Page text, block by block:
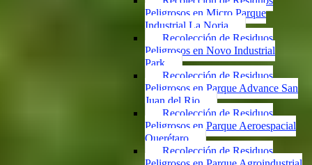
Peligrosos en Micro Parque
Industrial La Noria
Recolección de Residuos
Peligrosos en Novo Industrial
Park
Recolección de Residuos
Peligrosos en Parque Advance San
Juan del Rio
Recolección de Residuos
Peligrosos en Parque Aeroespacial
Querétaro
Recolección de Residuos